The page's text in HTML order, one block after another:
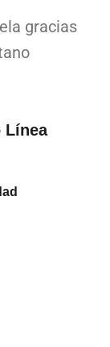
gracias
Línea